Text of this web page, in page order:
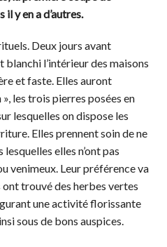
y en a d’autres.
Deux jours avant
blanchi l’intérieur des maisons
et faste. Elles auront
les trois pierres posées en
lesquelles on dispose les
Elles prennent soin de ne
elles n’ont pas
venimeux. Leur préférence va
ont trouvé des herbes vertes
une activité florissante
sous de bons auspices.